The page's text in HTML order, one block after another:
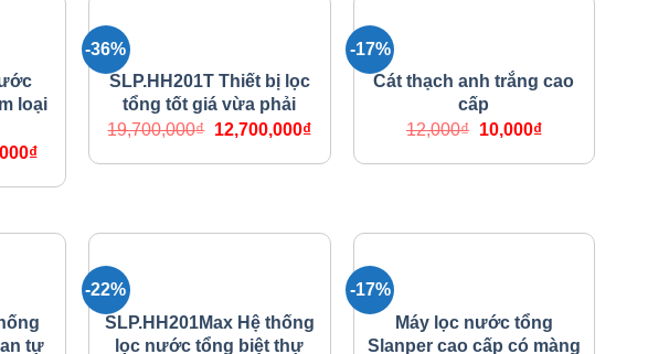
loại
₫Giá
tại
-36%HỆ THỐNG LỌC NƯỚC
SLP.HH201T Thiết bị lọc
tổng tốt giá vừa phải
19,700,000₫ Giá
là:
12,700,000₫Giá
tại
-17%HỆ THỐNG LỌC NƯỚC
Cát thạch anh trắng cao
cấp
12,000₫ Giá
là:
10,000₫Giá
tại
tự
-22%HỆ THỐNG LỌC NƯỚC
SLP.HH201Max Hệ thống
lọc nước tổng biệt thự
-17%HỆ THỐNG LỌC NƯỚC
Máy lọc nước tổng
Slanper cao cấp có màng